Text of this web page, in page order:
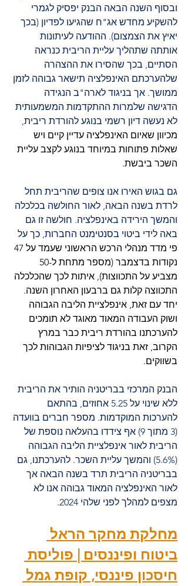
ובסוף השנה הבאה הבנק יפסיק לגמרי
להשקיע מחדש אג"ח שהגיעו לפדיון (בכך
יאיץ את הצמצום). ההודעה לעיתונות
אותתה שתהליך עליית הריבית כנראה
הסתיים, בכך שהסירו את ההצהרה
שלהערכתם האינפלציה תישאר גבוהה לזמן
ממושך. אך בניגוד לארה"ב הנגידה
הדגישה שלמרות ההתקדמות המשמעותית
לא נעשה דיון רשמי בנוגע להורדת ריבית,
מכיוון שאיום האינפלציה עדיין קיים ויש
שאלות פתוחות במיוחד בנוגע לקצב עליית
השכר ביבשת.
גם בגוש האירו אנו צופים שהריבית תחל
לרדת בשנה הבאה, לאור החולשה בכלכלה
והמשך הירידה באינפלציה. חולשה זו גם
באה לידי ביטוי בסנטימנט החברות, כך על
מצביע על התכווצות), איתות לכך שהכלכלה
התכווצה קלות גם ברבעון האחרון השנה.
יחד עם זאת, אינפלציית הליבה הגבוהה
ושוק העבודה המאוד מאוגד לא תומכים
להערכתנו בהורדת ריבית כבר במרץ
הקרוב, זאת בניגוד לציפיות הגבוהות לכך
בשווקים.
הבנק המרכזי בבריטניה הותיר את הריבית
ללא שינוי על 5.25 אחוזים, בהתאם
להערכות המוקדמות. מספר חברים בוועדה
(3 מתוך 9) אף צידדו בהעלאה נוספת של
הריבית לאור אינפלציית הליבה הגבוהה
(5.6%) והמשך עליית השכר. להערכתנו, גם
בבריטניה הריבית תרד בשנה הבאה אך
לאור האינפלציה המאוד גבוהה אנו לא
מצפים למהלך לפני שלהי 2024.
מחלקת מחקר הראל
ביטוח ופיננסים | פוליסת
חיסכון פיננסי, קופת גמל